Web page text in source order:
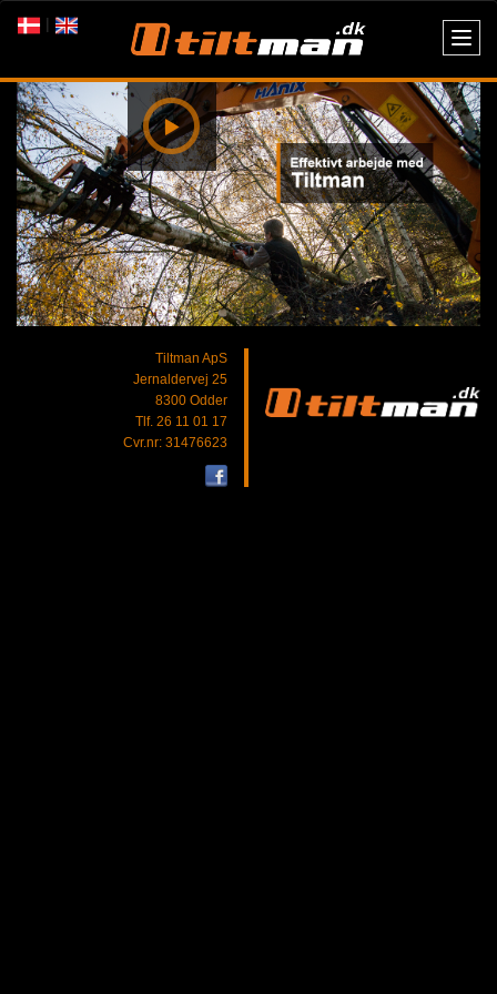
|
Tiltman ApS
Jernaldervej 25
8300 Odder
Tlf. 26 11 01 17
Cvr.nr: 31476623